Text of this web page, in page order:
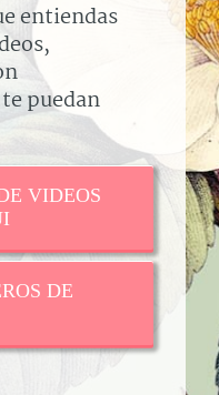
entiendas
puedan
VIDEOS
DE